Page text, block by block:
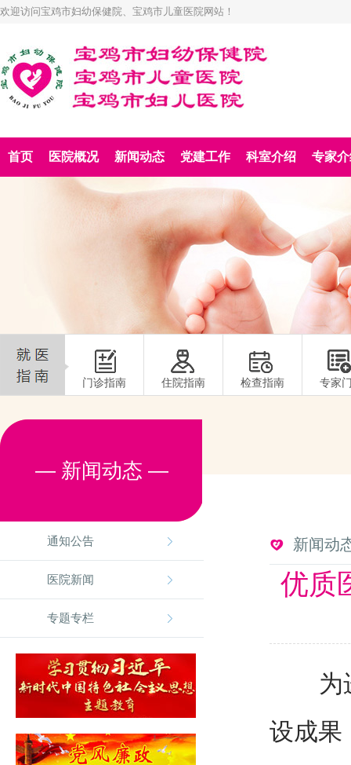
欢迎访问宝鸡市妇幼保健院、宝鸡市儿童医院网站！
首页 医院概况 新闻动态 党建工作 科室介绍 专家
门诊指南 住院指南 检查指南 专家
— 新闻动态 —
通知公告
医院新闻
专题专栏
新闻动
优质
为进
设成果